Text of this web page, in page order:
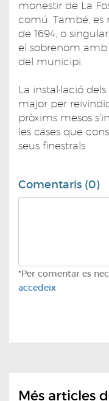
monestir de La
comú. També, es
de 1694, o
el sobrenom
del municipi.
La instal·lació
major per
pròxims mesos
les cases que
seus finestrals.
Comentaris (0)
*Per comentar es
accedeix
Més articles